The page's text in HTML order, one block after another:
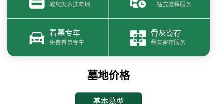
教您怎么选墓地 一站式流程服务
看墓专车
免费看墓专车
骨灰寄存
骨灰寄存服务
墓地价格
基本墓型